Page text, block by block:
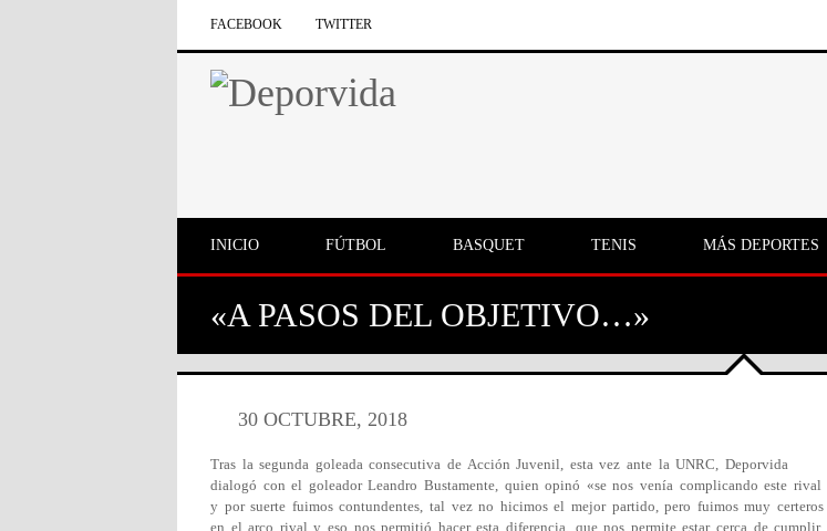
FACEBOOK TWITTER
INICIO FÚTBOL BASQUET TENIS MÁS DEPORTES
«A PASOS DEL OBJETIVO…»
30 OCTUBRE, 2018
Tras la segunda goleada consecutiva de Acción Juvenil, esta vez ante la UNRC, Deporvida
dialogó con el goleador Leandro Bustamente, quien opinó «se nos venía complicando este rival
y por suerte fuimos contundentes, tal vez no hicimos el mejor partido, pero fuimos muy certeros
en el arco rival y eso nos permitió hacer esta diferencia, que nos permite estar cerca de cumplir